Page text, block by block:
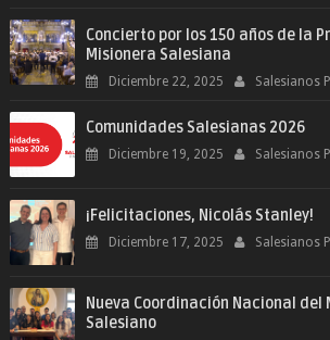
Concierto por los 150 años de la
Misionera Salesiana
Diciembre 22, 2025 Salesianos
Comunidades Salesianas 2026
Diciembre 19, 2025 Salesianos
¡Felicitaciones, Nicolás Stanley!
Diciembre 17, 2025 Salesianos
Nueva Coordinación Nacional del
Salesiano